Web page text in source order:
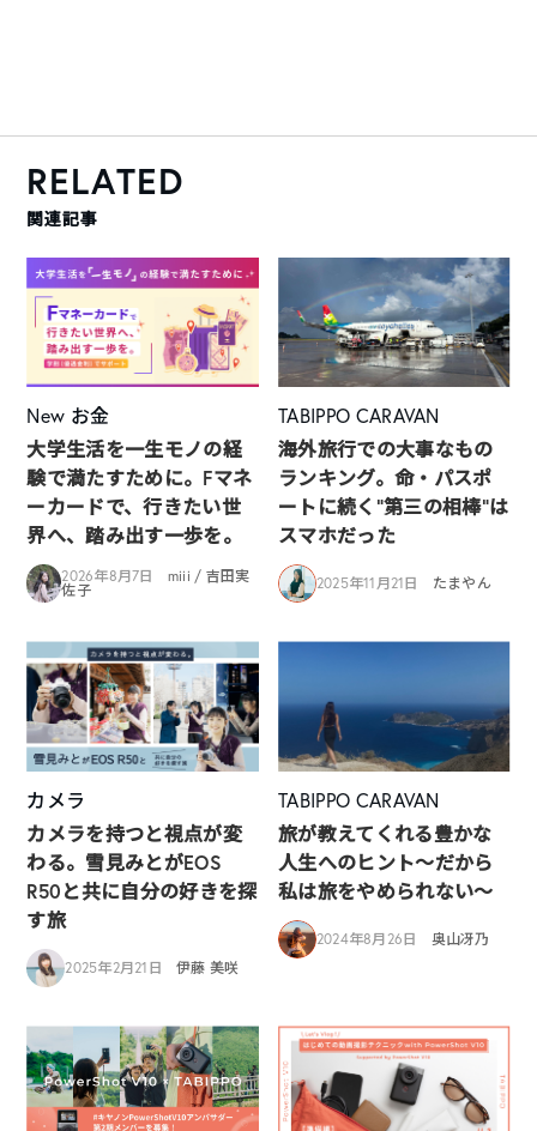
RELATED
関連記事
New お金
大学生活を一生モノの経
験で満たすために。Fマネ
ーカードで、行きたい世
界へ、踏み出す一歩を。
2026年8月7日
miii / 吉田実
佐子
TABIPPO CARAVAN
海外旅行での大事なもの
ランキング。命・パスポ
ートに続く“第三の相棒”は
スマホだった
2025年11月21日 たまやん
カメラ
カメラを持つと視点が変
わる。雪見みとがEOS
R50と共に自分の好きを探
す旅
2025年2月21日 伊藤 美咲
TABIPPO CARAVAN
旅が教えてくれる豊かな
人生へのヒント〜だから
私は旅をやめられない〜
2024年8月26日 奥山冴乃